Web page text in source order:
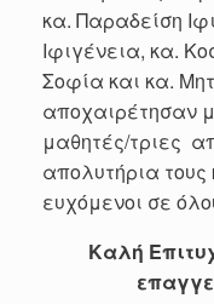
κα. Παραδείση
Ιφιγένεια, κα.
Σοφία και κα.
αποχαιρέτησαν
μαθητές/τριες
απολυτήρια τους
ευχόμενοι σε
Καλή